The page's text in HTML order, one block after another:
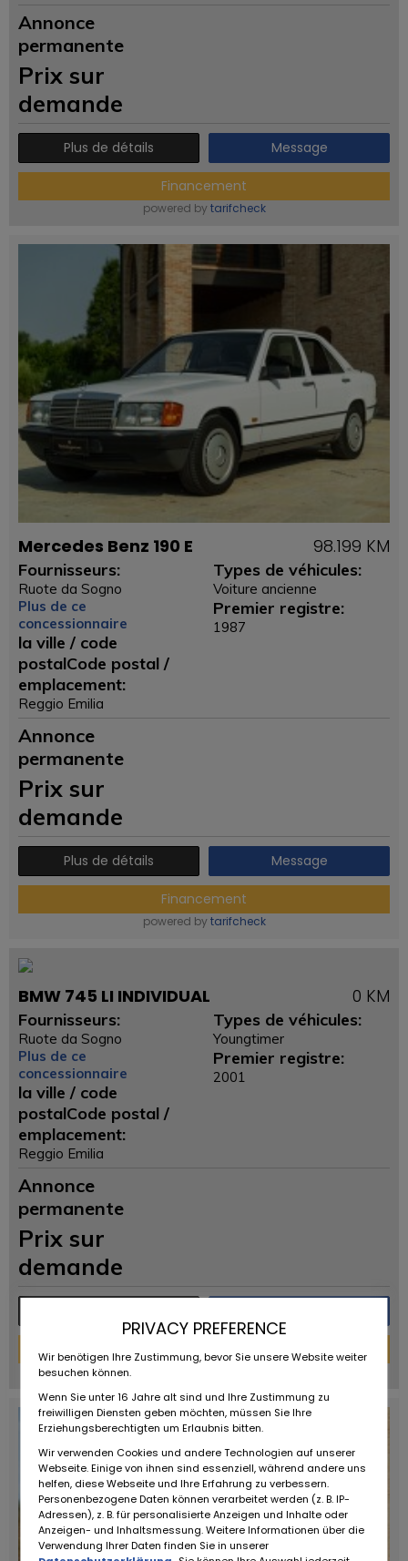
Annonce
permanente
Prix ​​sur
demande
Plus de détails Message
Financement
powered by tarifcheck
Mercedes Benz 190 E 98.199 KM
Fournisseurs:
Ruote da Sogno
Plus de ce
concessionnaire
la ville / code
postalCode postal /
emplacement:
Reggio Emilia
Types de véhicules:
Voiture ancienne
Premier registre:
1987
Annonce
permanente
Prix ​​sur
demande
Plus de détails Message
Financement
powered by tarifcheck
BMW 745 LI INDIVIDUAL 0 KM
Fournisseurs:
Ruote da Sogno
Plus de ce
concessionnaire
la ville / code
postalCode postal /
emplacement:
Reggio Emilia
Types de véhicules:
Youngtimer
Premier registre:
2001
Annonce
permanente
Prix ​​sur
demande
Financement
PRIVACY PREFERENCE
Wir benötigen Ihre Zustimmung, bevor Sie unsere Website weiter
besuchen können.
Wenn Sie unter 16 Jahre alt sind und Ihre Zustimmung zu
freiwilligen Diensten geben möchten, müssen Sie Ihre
Erziehungsberechtigten um Erlaubnis bitten.
Wir verwenden Cookies und andere Technologien auf unserer
Webseite. Einige von ihnen sind essenziell, während andere uns
helfen, diese Webseite und Ihre Erfahrung zu verbessern.
Personenbezogene Daten können verarbeitet werden (z. B. IP-
Adressen), z. B. für personalisierte Anzeigen und Inhalte oder
Anzeigen- und Inhaltsmessung. Weitere Informationen über die
Verwendung Ihrer Daten finden Sie in unserer